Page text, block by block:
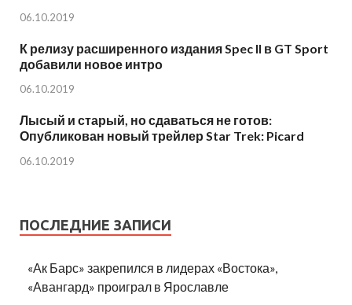
06.10.2019
К релизу расширенного издания Spec II в GT Sport
добавили новое интро
06.10.2019
Лысый и старый, но сдаваться не готов:
Опубликован новый трейлер Star Trek: Picard
06.10.2019
ПОСЛЕДНИЕ ЗАПИСИ
«Ак Барс» закрепился в лидерах «Востока»,
«Авангард» проиграл в Ярославле